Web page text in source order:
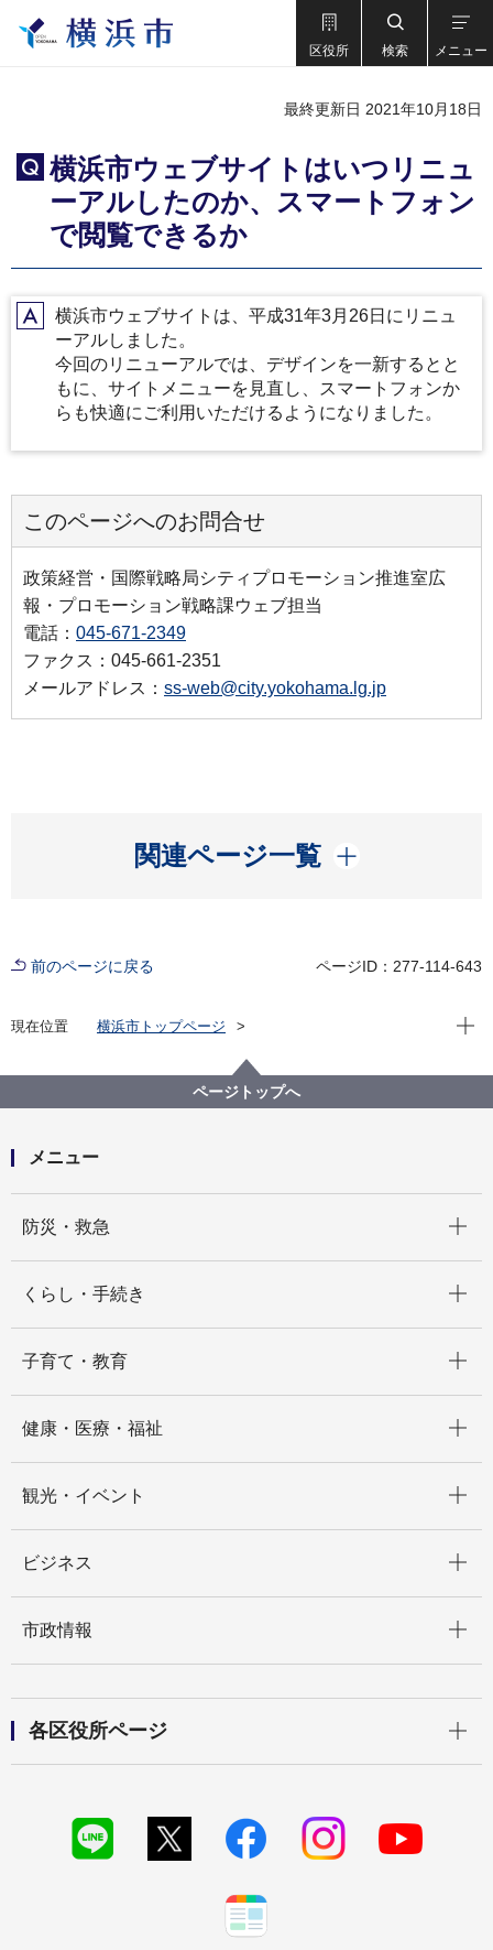
区役所 検索 メニュー
最終更新日 2021年10月18日
Q
横浜市ウェブサイトはいつリニュ
ーアルしたのか、スマートフォン
で閲覧できるか
A横浜市ウェブサイトは、平成31年3月26日にリニュ
ーアルしました。
今回のリニューアルでは、デザインを一新するとと
もに、サイトメニューを見直し、スマートフォンか
らも快適にご利用いただけるようになりました。
このページへのお問合せ
政策経営・国際戦略局シティプロモーション推進室広
報・プロモーション戦略課ウェブ担当
電話： 045-671-2349
ファクス：045-661-2351
メールアドレス： ss-web@city.yokohama.lg.jp
関連ページ一覧
開く
前のページに戻る ページID：277-114-643
現在位置
横浜市トップページ
政策経営・国際戦略局
広報・プロモーション戦略課
横浜市ウェブサイトはいつリニューアルしたのか、ス
現在
ページトップへ
メニュー
防災・救急
くらし・手続き
子育て・教育
健康・医療・福祉
観光・イベント
ビジネス
市政情報
各区役所ページ